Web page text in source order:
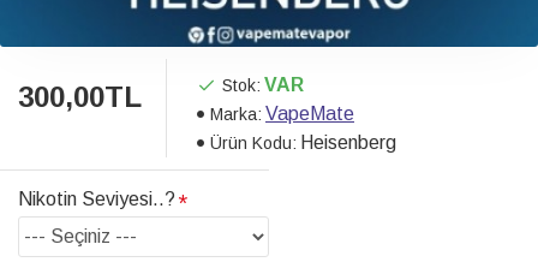
300,00TL Stok: VAR
Marka: VapeMate
Ürün Kodu: Heisenberg
Nikotin Seviyesi..?